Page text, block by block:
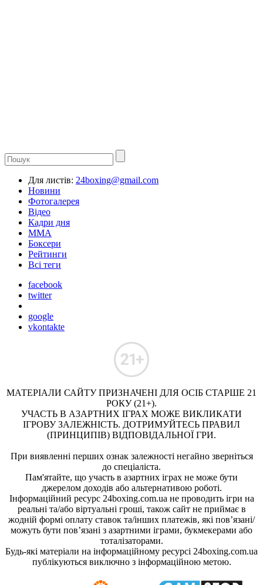
Для листів: 24boxing@gmail.com
Новини
Фотогалерея
Відео
Кадри дня
ММА
Боксери
Рейтинги
Всі теги
facebook
twitter
google
vkontakte
МАТЕРІАЛИ САЙТУ ПРИЗНАЧЕНІ ДЛЯ ОСІБ СТАРШЕ 21
РОКУ (21+).
УЧАСТЬ В АЗАРТНИХ ІГРАХ МОЖЕ ВИКЛИКАТИ
ІГРОВУ ЗАЛЕЖНІСТЬ. ДОТРИМУЙТЕСЬ ПРАВИЛ
(ПРИНЦИПІВ) ВІДПОВІДАЛЬНОЇ ГРИ.
При виявленні перших ознак залежності негайно зверніться
до спеціаліста.
Пам'ятайте, що участь в азартних іграх не може бути
джерелом доходів або альтернативою роботі.
Інформаційний ресурс 24boxing.com.ua не проводить ігри на
реальні та/або віртуальні гроші, також сайт не приймає в
жодній формі оплату ставок та/інших платежів, які пов’язані/
можуть бути пов’язані з азартними іграми, букмекерами або
тоталізаторами.
Будь-які матеріали на інформаційному ресурсі 24boxing.com.ua
публікуються виключно з інформаційною метою.